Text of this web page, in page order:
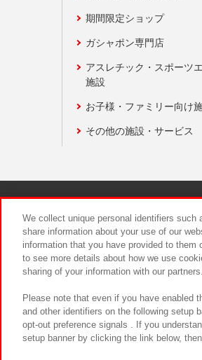
期間限定ショップ
ガシャポン専門店
アスレチック・スポーツ
施設
お子様・ファミリー向け
その他の施設・サービス
We collect unique personal identifiers
share information about your use of our
information that you have provided to
to see more details about how we use
sharing of your information with our
Please note that even if you have enabled
and other identifiers on the following setup
opt-out preference signals . If you
setup banner by clicking the link below,